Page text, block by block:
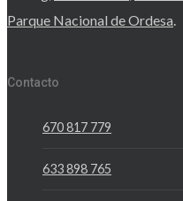
Parque Nacional de Ordesa.
Contacto
670 817 779
633 898 765